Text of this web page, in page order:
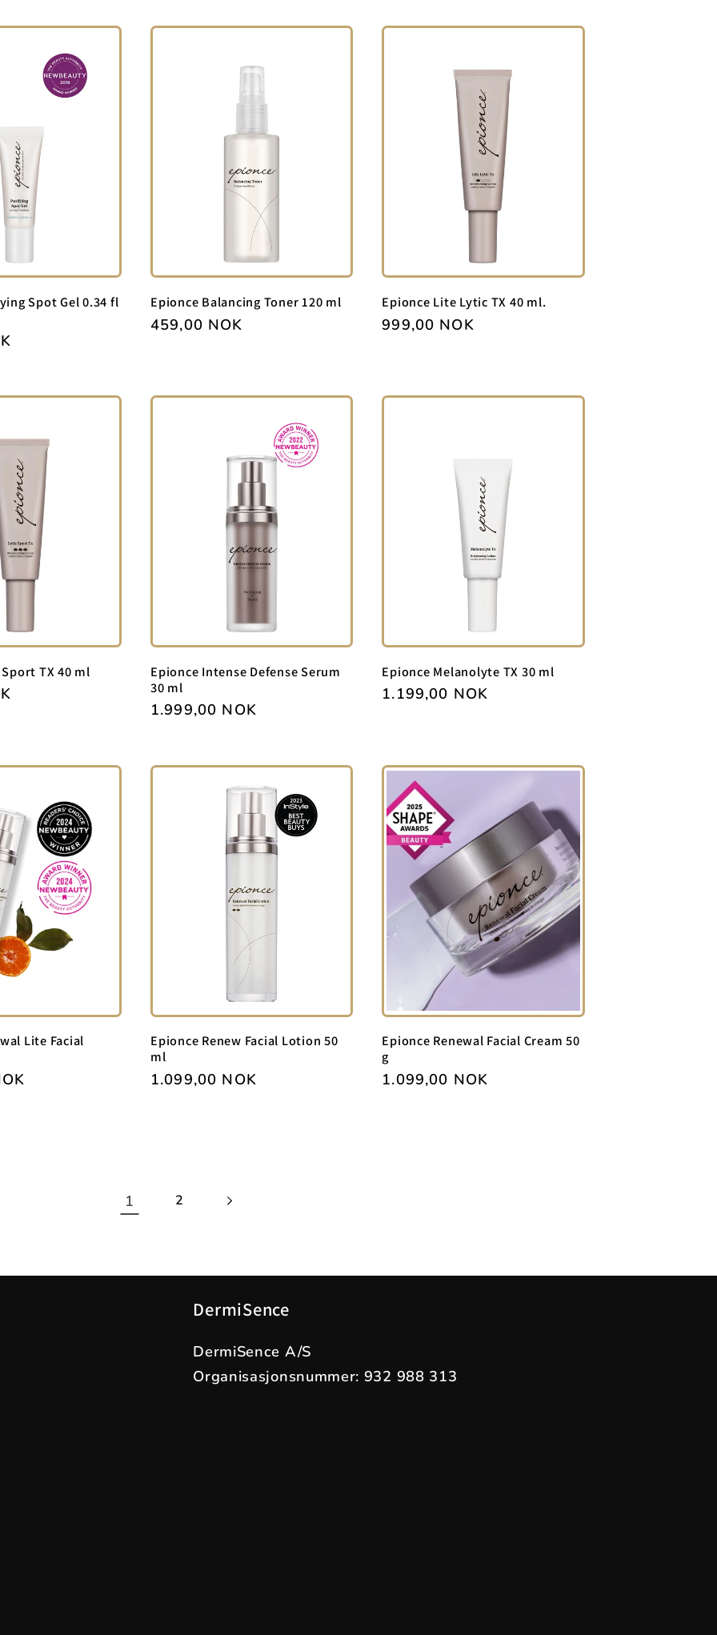
Spot Gel 0.34 fl
Epionce Balancing Toner 120 ml
Vanlig
459,00 NOK
Epionce Lite Lytic TX 40 ml.
Vanlig
999,00 NOK
TX 40 ml
Epionce Intense Defense Serum
30 ml
Vanlig
1.999,00 NOK
Epionce Melanolyte TX 30 ml
Vanlig
1.199,00 NOK
Lite Facial
Epionce Renew Facial Lotion 50
ml
Vanlig
1.099,00 NOK
Epionce Renewal Facial Cream 50
g
Vanlig
1.099,00 NOK
1 2
DermiSence
DermiSence A/S
Organisasjonsnummer: 932 988 313